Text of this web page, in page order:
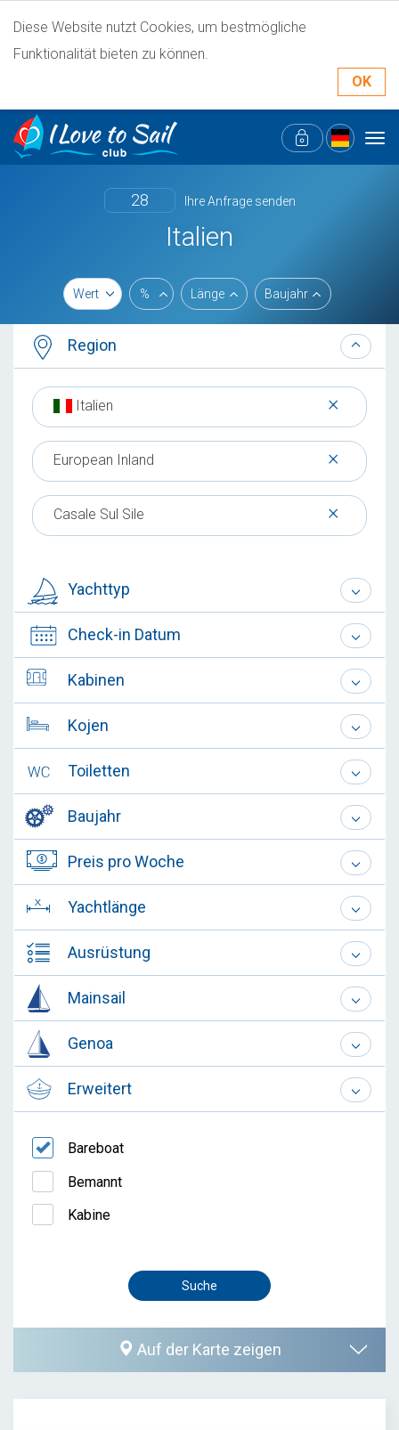
Diese Website nutzt Cookies, um bestmögliche
Funktionalität bieten zu können.
OK
28 Ihre Anfrage senden
Italien
Wert % Länge Baujahr
Region
×
Italien
×
European Inland
×
Casale Sul Sile
Yachttyp
Check-in Datum
Kabinen
Kojen
Toiletten
Baujahr
Preis pro Woche
Yachtlänge
Ausrüstung
Mainsail
Genoa
Erweitert
Bareboat
Bemannt
Kabine
Auf der Karte zeigen